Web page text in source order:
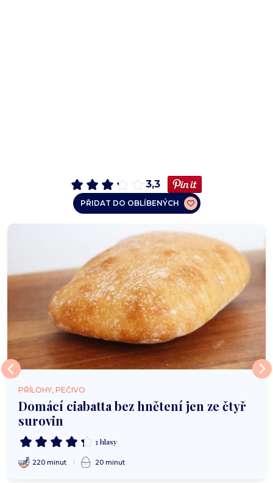
3,3
PŘIDAT DO OBLÍBENÝCH
PŘÍLOHY, PEČIVO
Domácí ciabatta bez hnětení jen ze čtyř
surovin
3 hlasy
220 minut 20 minut